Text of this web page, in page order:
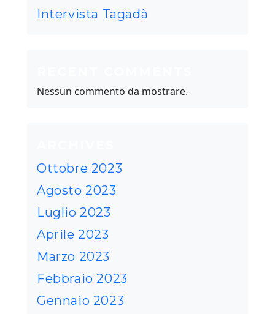
Intervista Tagadà
Nessun commento da mostrare.
Ottobre 2023
Agosto 2023
Luglio 2023
Aprile 2023
Marzo 2023
Febbraio 2023
Gennaio 2023